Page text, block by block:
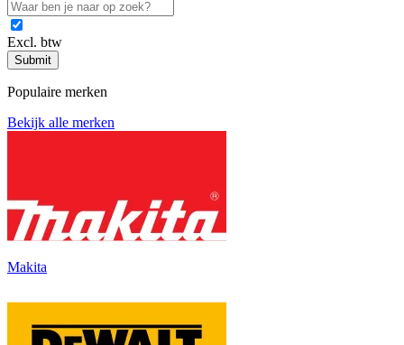
Excl. btw
Submit
Populaire merken
Bekijk alle merken
Makita